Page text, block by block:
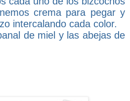
crema para pegar y
intercalando cada color.
de miel y las abejas de